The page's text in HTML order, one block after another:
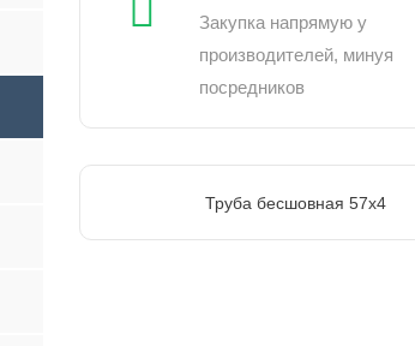
Закупка напрямую у
производителей, минуя
посредников
Труба бесшовная 57х4